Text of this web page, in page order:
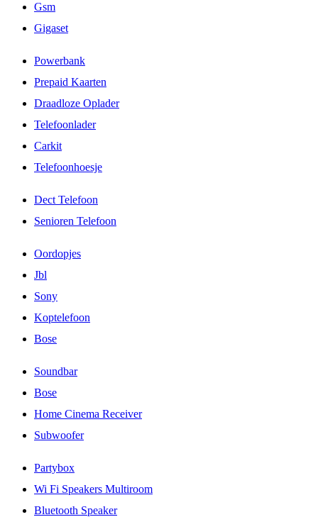
Gsm
Gigaset
Powerbank
Prepaid Kaarten
Draadloze Oplader
Telefoonlader
Carkit
Telefoonhoesje
Dect Telefoon
Senioren Telefoon
Oordopjes
Jbl
Sony
Koptelefoon
Bose
Soundbar
Bose
Home Cinema Receiver
Subwoofer
Partybox
Wi Fi Speakers Multiroom
Bluetooth Speaker